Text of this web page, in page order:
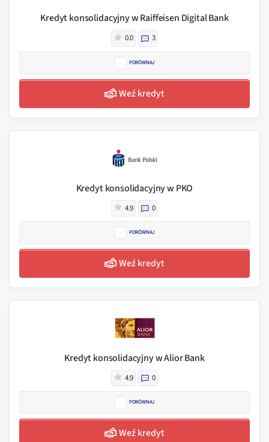
Kredyt konsolidacyjny w Raiffeisen Digital Bank
0.0 3
PORÓWNAJ
Weź kredyt
Kredyt konsolidacyjny w PKO
4.9 0
PORÓWNAJ
Weź kredyt
Kredyt konsolidacyjny w Alior Bank
4.9 0
PORÓWNAJ
Weź kredyt